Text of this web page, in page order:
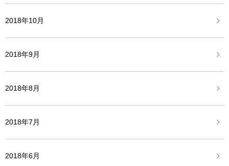
2018年10月
2018年9月
2018年8月
2018年7月
2018年6月